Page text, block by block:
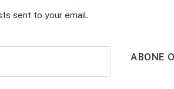
sent to your email.
ABONE